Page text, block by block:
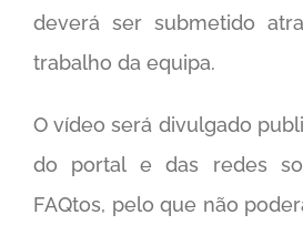
deverá ser submetido
trabalho da equipa.
O vídeo será divulgado
do portal e das redes
FAQtos, pelo que não